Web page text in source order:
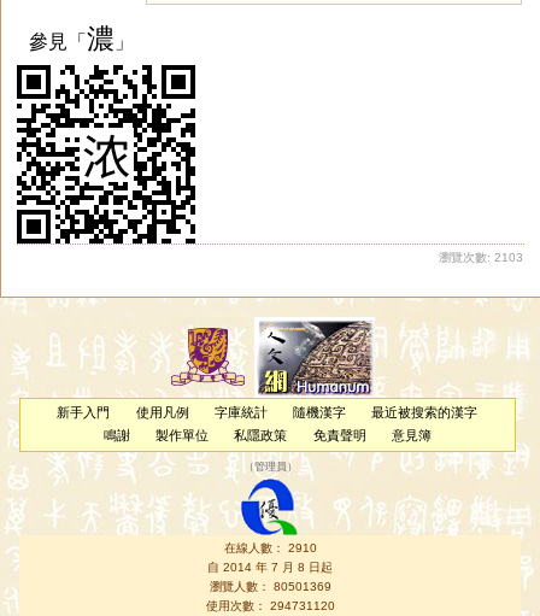
參見「濃 」
瀏覽次數: 2103
新手入門 使用凡例 字庫統計 隨機漢字
最近被搜索的漢字
鳴謝
製作單位 私隱政策 免責聲明 意見簿
（管理員 ）
在線人數： 2910
自 2014 年 7 月 8 日起
瀏覽人數： 80501369
使用次數： 294731120